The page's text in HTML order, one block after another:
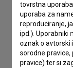
želim dodati
drugo
tovrstna
uporaba za
reproduciranje,
ipd.). Uporabniki
oznak o avtorski
sorodne
pravice) ter si